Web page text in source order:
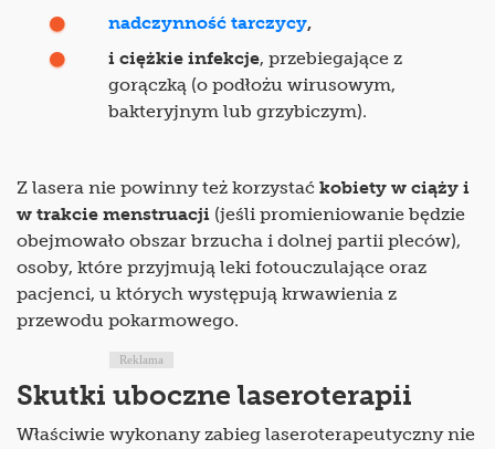
nadczynność tarczycy,
i ciężkie infekcje, przebiegające z
gorączką (o podłożu wirusowym,
bakteryjnym lub grzybiczym).
Z lasera nie powinny też korzystać kobiety w ciąży i
w trakcie menstruacji (jeśli promieniowanie będzie
obejmowało obszar brzucha i dolnej partii pleców),
osoby, które przyjmują leki fotouczulające oraz
pacjenci, u których występują krwawienia z
przewodu pokarmowego.
Reklama
Skutki uboczne laseroterapii
Właściwie wykonany zabieg laseroterapeutyczny nie